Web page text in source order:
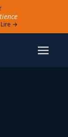
Lire →